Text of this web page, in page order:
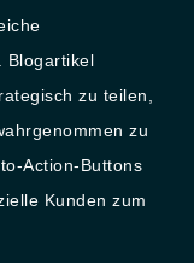
Blogartikel
zu teilen,
zu
Action-Buttons
Kunden zum